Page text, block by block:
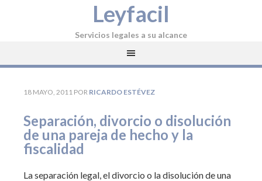
Leyfacil
Servicios legales a su alcance
18 MAYO, 2011 POR RICARDO ESTÉVEZ
Separación, divorcio o disolución
de una pareja de hecho y la
fiscalidad
La separación legal, el divorcio o la disolución de una